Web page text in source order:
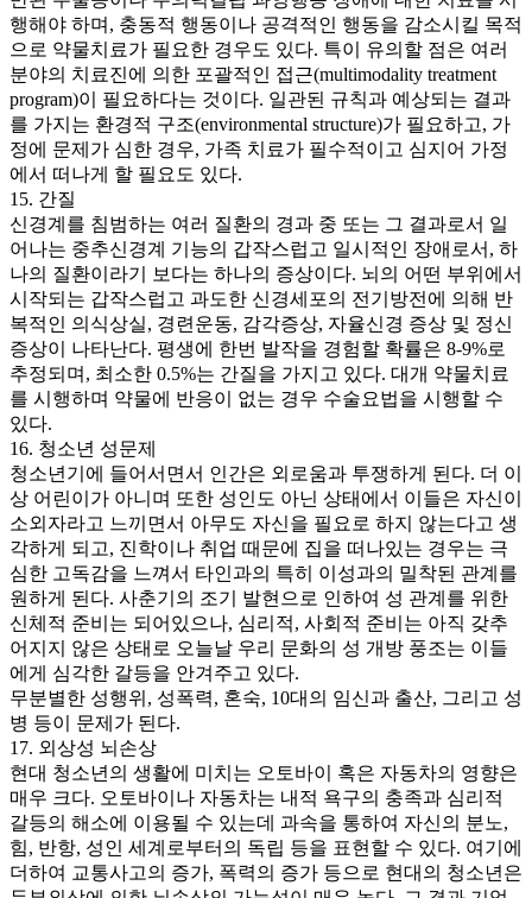
행해야 하며, 충동적 행동이나 공격적인 행동을 감소시킬 목적
으로 약물치료가 필요한 경우도 있다. 특이 유의할 점은 여러
분야의 치료진에 의한 포괄적인 접근(multimodality treatment
program)이 필요하다는 것이다. 일관된 규칙과 예상되는 결과
를 가지는 환경적 구조(environmental structure)가 필요하고, 가
정에 문제가 심한 경우, 가족 치료가 필수적이고 심지어 가정
에서 떠나게 할 필요도 있다.
15. 간질
신경계를 침범하는 여러 질환의 경과 중 또는 그 결과로서 일
어나는 중추신경계 기능의 갑작스럽고 일시적인 장애로서, 하
나의 질환이라기 보다는 하나의 증상이다. 뇌의 어떤 부위에서
시작되는 갑작스럽고 과도한 신경세포의 전기방전에 의해 반
복적인 의식상실, 경련운동, 감각증상, 자율신경 증상 및 정신
증상이 나타난다. 평생에 한번 발작을 경험할 확률은 8-9%로
추정되며, 최소한 0.5%는 간질을 가지고 있다. 대개 약물치료
를 시행하며 약물에 반응이 없는 경우 수술요법을 시행할 수
있다.
16. 청소년 성문제
청소년기에 들어서면서 인간은 외로움과 투쟁하게 된다. 더 이
상 어린이가 아니며 또한 성인도 아닌 상태에서 이들은 자신이
소외자라고 느끼면서 아무도 자신을 필요로 하지 않는다고 생
각하게 되고, 진학이나 취업 때문에 집을 떠나있는 경우는 극
심한 고독감을 느껴서 타인과의 특히 이성과의 밀착된 관계를
원하게 된다. 사춘기의 조기 발현으로 인하여 성 관계를 위한
신체적 준비는 되어있으나, 심리적, 사회적 준비는 아직 갖추
어지지 않은 상태로 오늘날 우리 문화의 성 개방 풍조는 이들
에게 심각한 갈등을 안겨주고 있다.
무분별한 성행위, 성폭력, 혼숙, 10대의 임신과 출산, 그리고 성
병 등이 문제가 된다.
17. 외상성 뇌손상
현대 청소년의 생활에 미치는 오토바이 혹은 자동차의 영향은
매우 크다. 오토바이나 자동차는 내적 욕구의 충족과 심리적
갈등의 해소에 이용될 수 있는데 과속을 통하여 자신의 분노,
힘, 반항, 성인 세계로부터의 독립 등을 표현할 수 있다. 여기에
더하여 교통사고의 증가, 폭력의 증가 등으로 현대의 청소년은